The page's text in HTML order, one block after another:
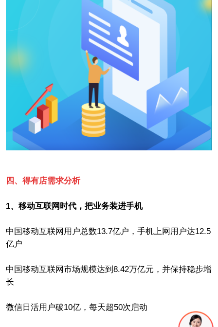
四、得有店需求分析
1、移动互联网时代，把业务装进手机
中国移动互联网用户总数13.7亿户，手机上网用户达12.5
亿户
中国移动互联网市场规模达到8.42万亿元，并保持稳步增
长
微信日活用户破10亿，每天超50次启动